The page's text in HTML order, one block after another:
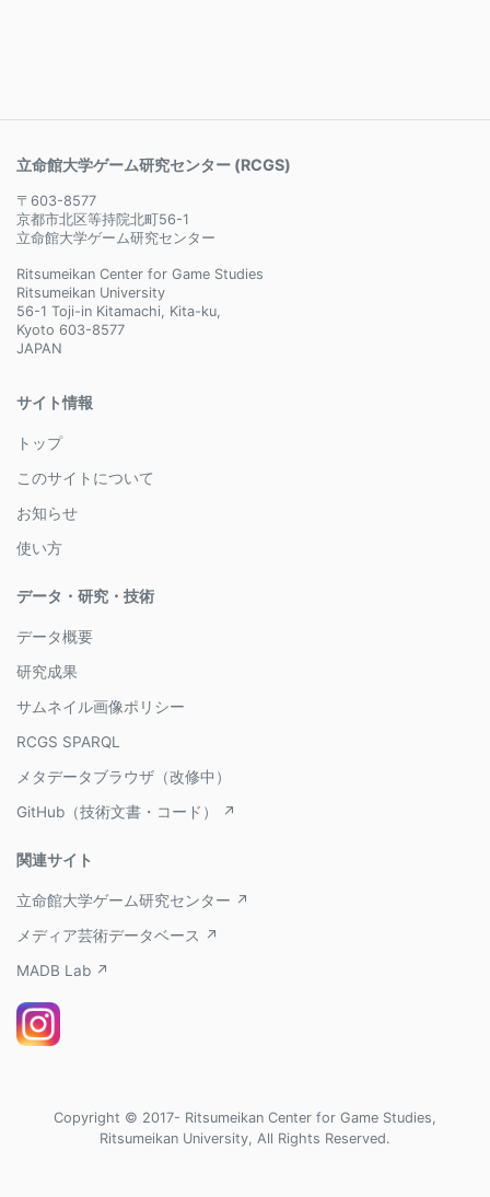
立命館大学ゲーム研究センター (RCGS)
〒603-8577
京都市北区等持院北町56-1
立命館大学ゲーム研究センター
Ritsumeikan Center for Game Studies
Ritsumeikan University
56-1 Toji-in Kitamachi, Kita-ku,
Kyoto 603-8577
JAPAN
サイト情報
トップ
このサイトについて
お知らせ
使い方
データ・研究・技術
データ概要
研究成果
サムネイル画像ポリシー
RCGS SPARQL
メタデータブラウザ（改修中）
GitHub（技術文書・コード） ↗
関連サイト
立命館大学ゲーム研究センター ↗
メディア芸術データベース ↗
MADB Lab ↗
Copyright © 2017- Ritsumeikan Center for Game Studies,
Ritsumeikan University, All Rights Reserved.